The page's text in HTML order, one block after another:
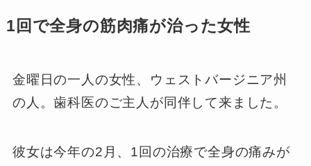
1回で全身の筋肉痛が治った女性
金曜日の一人の女性、ウェストバージニア州
の人。歯科医のご主人が同伴して来ました。
彼女は今年の2月、1回の治療で全身の痛みが